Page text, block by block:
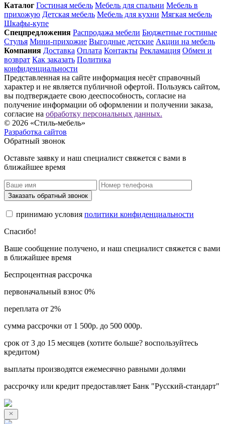
Каталог Гостиная мебель Мебель для спальни Мебель в
прихожую Детская мебель Мебель для кухни Мягкая мебель
Шкафы-купе
Спец­предложения Распродажа мебели Бюджетные гостиные
Стулья Мини-прихожие Выгодные детские Акции на мебель
Компания Доставка Оплата Контакты Рекламация Обмен и
возврат Как заказать Политика
конфиденциальности
Представленная на сайте информация несёт справочный
характер и не является публичной офертой. Пользуясь сайтом,
вы подтверждаете свою дееспособность, согласие на
получение информации об оформлении и получении заказа,
согласие на обработку персональных данных.
© 2026 «Стиль-мебель»
Разработка сайтов
Обратный звонок
Оставьте заявку и наш специалист свяжется с вами в
ближайшее время
Заказать обратный звонок
принимаю условия политики конфиденциальности
Спасибо!
Ваше сообщение получено, и наш специалист свяжется с вами
в ближайшее время
Беспроцентная рассрочка
первоначальный взнос 0%
переплата от 2%
сумма рассрочки от 1 500р. до 500 000р.
срок от 3 до 15 месяцев (хотите больше? воспользуйтесь
кредитом)
выплаты производятся ежемесячно равными долями
рассрочку или кредит предоставляет Банк "Русский-стандарт"